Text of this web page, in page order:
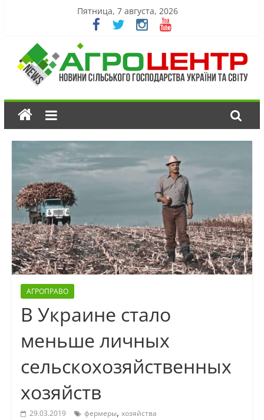
Пятница, 7 августа, 2026
АГРОПРАВО
В Украине стало
меньше личных
сельскохозяйственных
хозяйств
29.03.2019 фермеры, хозяйства